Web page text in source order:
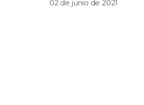
02 de junio de 2021